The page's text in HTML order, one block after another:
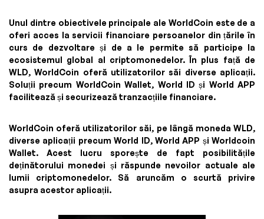
Unul dintre obiectivele principale ale WorldCoin este de a
oferi acces la servicii financiare persoanelor din țările în
curs de dezvoltare și de a le permite să participe la
ecosistemul global al criptomonedelor. În plus față de
WLD, WorldCoin oferă utilizatorilor săi diverse aplicații.
Soluții precum WorldCoin Wallet, World ID și World APP
facilitează și securizează tranzacțiile financiare.
WorldCoin oferă utilizatorilor săi, pe lângă moneda WLD,
diverse aplicații precum World ID, World APP și Worldcoin
Wallet. Acest lucru sporește de fapt posibilitățile
deținătorului monedei și răspunde nevoilor actuale ale
lumii criptomonedelor. Să aruncăm o scurtă privire
asupra acestor aplicații.